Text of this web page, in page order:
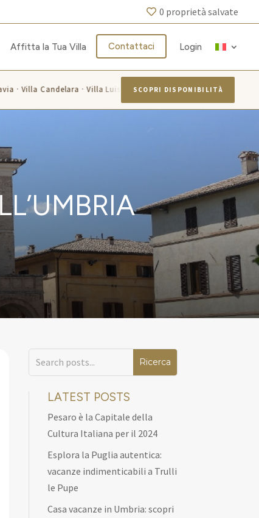
0 proprietà salvate
Affitta la Tua Villa Contattaci Login
· Villa Luisa · Villa Alis · Villa Larissa · Villa Monica · Casa
SCOPRI DISPONIBILITÀ
LATEST POSTS
Pesaro è la Capitale della
Cultura Italiana per il 2024
Esplora la Puglia autentica:
vacanze indimenticabili a Trulli
le Pupe
Casa vacanze in Umbria: scopri